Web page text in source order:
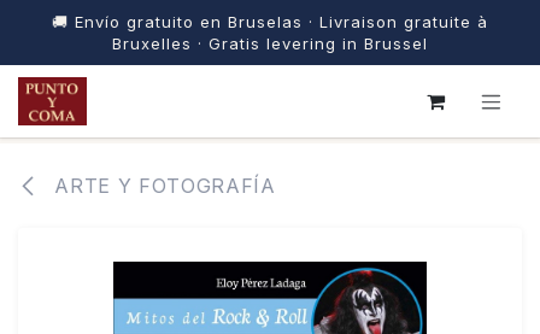
🚚 Envío gratuito en Bruselas · Livraison gratuite à
Bruxelles · Gratis levering in Brussel
IR AL CONTENIDO
ARTE Y FOTOGRAFÍA